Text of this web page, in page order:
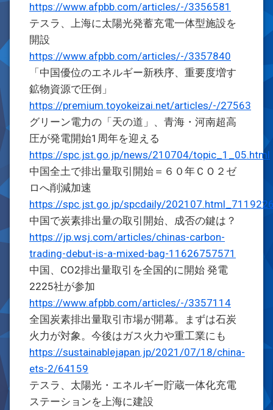
https://www.afpbb.com/articles/-/3356581
テスラ、上海に太陽光発蓄充電一体型施設を
開設
https://www.afpbb.com/articles/-/3357840
「中国優位のエネルギー新秩序、重要度増す
鉱物資源で圧倒」
https://premium.toyokeizai.net/articles/-/27563
グリーン電力の「天の道」、青海・河南超高
圧が発電開始1周年を迎える
https://spc.jst.go.jp/news/210704/topic_1_05.html
中国全土で排出量取引開始＝６０年ＣＯ２ゼ
ロへ削減加速
https://spc.jst.go.jp/spcdaily/
中国で炭素排出量の取引開始、成否の鍵は？
https://jp.wsj.com/articles/chinas-carbon-
trading-debut-is-a-mixed-bag-11626757571
中国、CO2排出量取引を全国的に開始 発電
2225社が参加
https://www.afpbb.com/articles/-/3357114
全国炭素排出量取引市場が開幕。まずは石炭
火力が対象。今後はガス火力や重工業にも
https://sustainablejapan.jp/2021/07/18/china-
ets-2/64159
テスラ、太陽光・エネルギー貯蔵一体化充電
ステーションを上海に建設